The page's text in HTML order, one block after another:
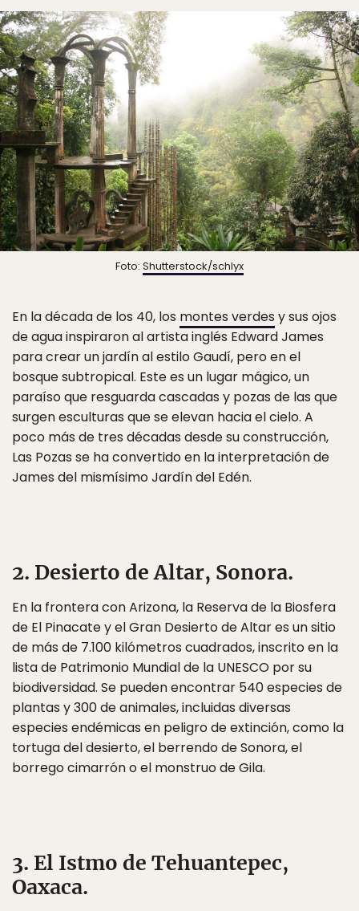
Foto: Shutterstock/schlyx
En la década de los 40, los montes verdes y sus ojos
de agua inspiraron al artista inglés Edward James
para crear un jardín al estilo Gaudí, pero en el
bosque subtropical. Este es un lugar mágico, un
paraíso que resguarda cascadas y pozas de las que
surgen esculturas que se elevan hacia el cielo. A
poco más de tres décadas desde su construcción,
Las Pozas se ha convertido en la interpretación de
James del mismísimo Jardín del Edén.
2. Desierto de Altar, Sonora.
En la frontera con Arizona, la Reserva de la Biosfera
de El Pinacate y el Gran Desierto de Altar es un sitio
de más de 7.100 kilómetros cuadrados, inscrito en la
lista de Patrimonio Mundial de la UNESCO por su
biodiversidad. Se pueden encontrar 540 especies de
plantas y 300 de animales, incluidas diversas
especies endémicas en peligro de extinción, como la
tortuga del desierto, el berrendo de Sonora, el
borrego cimarrón o el monstruo de Gila.
3. El Istmo de Tehuantepec,
Oaxaca.